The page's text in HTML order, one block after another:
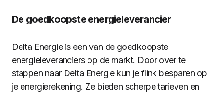
De goedkoopste energieleverancier
Delta Energie is een van de goedkoopste
energieleveranciers op de markt. Door over te
stappen naar Delta Energie kun je flink besparen op
je energierekening. Ze bieden scherpe tarieven en